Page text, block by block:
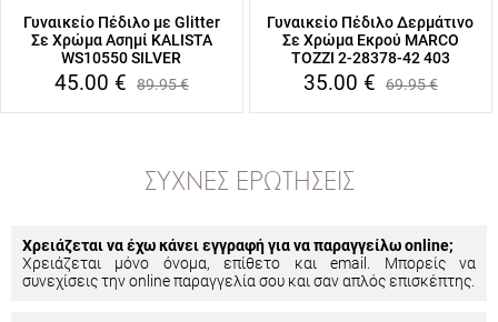
Γυναικείο Πέδιλο με Glitter
Σε Χρώμα Ασημί KALISTA
WS10550 SILVER
45.00 € 89.95€
Γυναικείο Πέδιλο Δερμάτινο
Σε Χρώμα Εκρού MARCO
TOZZI 2-28378-42 403
35.00 € 69.95€
ΣΥΧΝΈΣ ΕΡΩΤΉΣΕΙΣ
Χρειάζεται να έχω κάνει εγγραφή για να παραγγείλω online;
Χρειάζεται μόνο όνομα, επίθετο και email. Μπορείς να
συνεχίσεις την online παραγγελία σου και σαν απλός επισκέπτης.